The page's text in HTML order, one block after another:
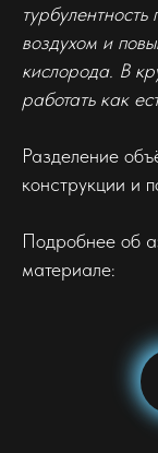
воздухом и
кислорода. В
работать как
Разделение
конструкции и
Подробнее об
материале: